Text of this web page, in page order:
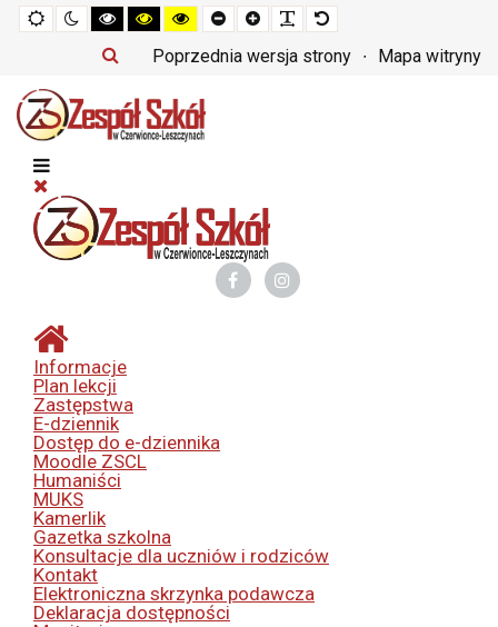
Tryb
domyślny
Tryb
nocny
Tryb
czarno-
biały
o
kontraście
Tryb
czarno-
żółty
o
kontraście
Tryb
żółto-
czarny
o
kontraście
Set
smaller
font
Set
larger
font
Make
font
more
readable
Set
default
font
Poprzednia wersja strony Mapa witryny
Informacje
Plan lekcji
Zastępstwa
E-dziennik
Dostęp do e-dziennika
Moodle ZSCL
Humaniści
MUKS
Kamerlik
Gazetka szkolna
Konsultacje dla uczniów i rodziców
Kontakt
Elektroniczna skrzynka podawcza
Deklaracja dostępności